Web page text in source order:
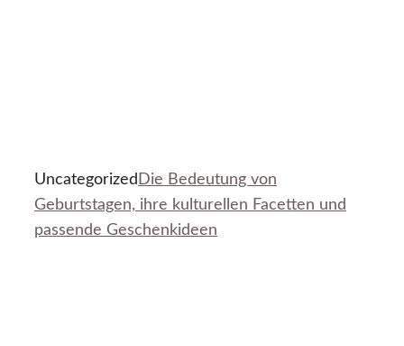
Uncategorized Die Bedeutung von
Geburtstagen, ihre kulturellen Facetten und
passende Geschenkideen